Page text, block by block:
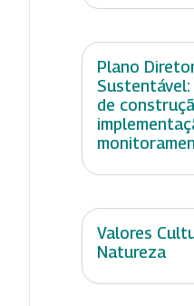
Plano
de
Valores
Natureza